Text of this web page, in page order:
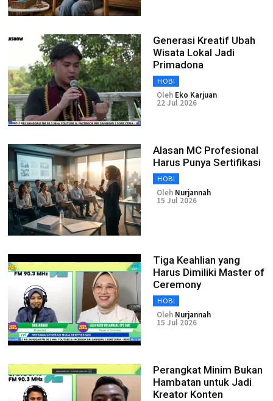
Generasi Kreatif Ubah
Wisata Lokal Jadi
Primadona
HOBI
Oleh Eko Karjuan
22 Jul 2026
Alasan MC Profesional
Harus Punya Sertifikasi
HOBI
Oleh Nurjannah
15 Jul 2026
Tiga Keahlian yang
Harus Dimiliki Master of
Ceremony
HOBI
Oleh Nurjannah
15 Jul 2026
Perangkat Minim Bukan
Hambatan untuk Jadi
Kreator Konten